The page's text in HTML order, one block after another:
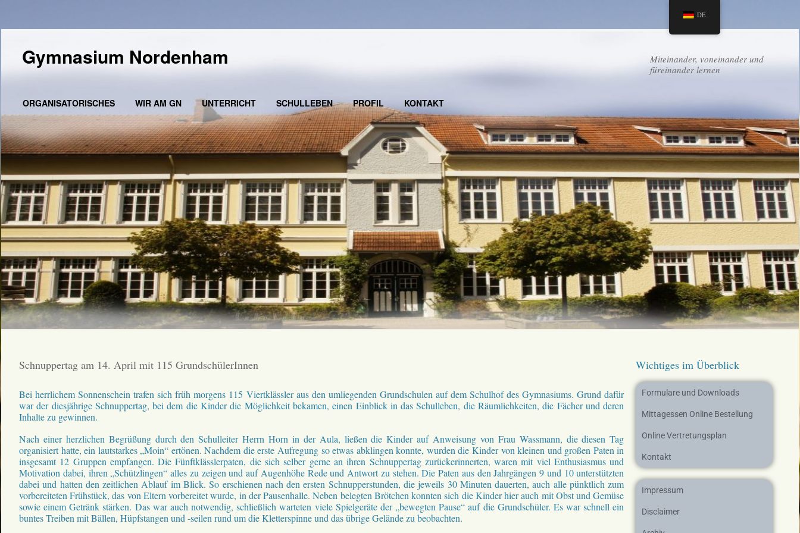
Gymnasium Nordenham
Miteinander, voneinander und
füreinander lernen
ORGANISATORISCHES WIR AM GN UNTERRICHT SCHULLEBEN PROFIL KONTAKT
Schnuppertag am 14. April mit 115 GrundschülerInnen
Bei herrlichem Sonnenschein trafen sich früh morgens 115 Viertklässler aus den umliegenden Grundschulen auf dem Schulhof des Gymnasiums. Grund dafür
war der diesjährige Schnuppertag, bei dem die Kinder die Möglichkeit bekamen, einen Einblick in das Schulleben, die Räumlichkeiten, die Fächer und deren
Inhalte zu gewinnen.
Nach einer herzlichen Begrüßung durch den Schulleiter Herrn Horn in der Aula, ließen die Kinder auf Anweisung von Frau Wassmann, die diesen Tag
organisiert hatte, ein lautstarkes „Moin“ ertönen. Nachdem die erste Aufregung so etwas abklingen konnte, wurden die Kinder von kleinen und großen Paten in
insgesamt 12 Gruppen empfangen. Die Fünftklässlerpaten, die sich selber gerne an ihren Schnuppertag zurückerinnerten, waren mit viel Enthusiasmus und
Motivation dabei, ihren „Schützlingen“ alles zu zeigen und auf Augenhöhe Rede und Antwort zu stehen. Die Paten aus den Jahrgängen 9 und 10 unterstützten
dabei und hatten den zeitlichen Ablauf im Blick. So erschienen nach den ersten Schnupperstunden, die jeweils 30 Minuten dauerten, auch alle pünktlich zum
vorbereiteten Frühstück, das von Eltern vorbereitet wurde, in der Pausenhalle. Neben belegten Brötchen konnten sich die Kinder hier auch mit Obst und Gemüse
sowie einem Getränk stärken. Das war auch notwendig, schließlich warteten viele Spielgeräte der „bewegten Pause“ auf die Grundschüler. Es war schnell ein
buntes Treiben mit Bällen, Hüpfstangen und -seilen rund um die Kletterspinne und das übrige Gelände zu beobachten.
Wichtiges im Überblick
Formulare und Downloads
Mittagessen Online Bestellung
Online Vertretungsplan
Kontakt
Impressum
Disclaimer
DE